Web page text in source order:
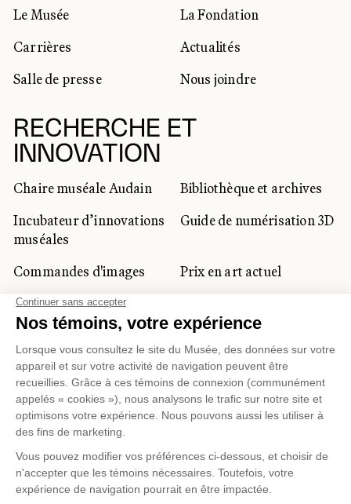
Le Musée
La Fondation
Carrières
Actualités
Salle de presse
Nous joindre
RECHERCHE ET
INNOVATION
Chaire muséale Audain
Bibliothèque et archives
Incubateur d’innovations
muséales
Guide de numérisation 3D
Commandes d'images
Prix en art actuel
Prix Lynne-Cohen
CLIENTÈLE CORPORATIVE
ET PRIVÉE
Location d'espaces
Activités corporatives
professionnels du
tourisme